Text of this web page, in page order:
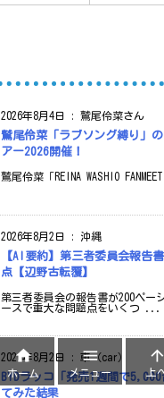
2026年8月4日 : 鷲尾伶菜さん
鷲尾伶菜「ラブソング縛り」
アー2026開催！
鷲尾伶菜「REINA WASHIO
2026年8月2日 : 沖縄
【AI要約】第三者委員会報告
点【辺野古転覆】
第三者委員会の報告書が200ペー
ースで重大な問題点をいくつ ...
2026年8月2日 : 車（car）
BYDラッコ「発売1週間で
てみた結果

ホーム

メニュー

上